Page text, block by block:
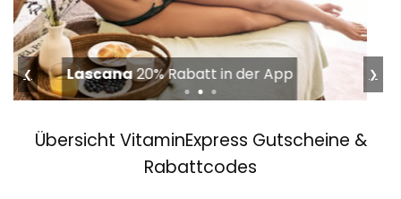
G-StarBis 50% im Summer Sale
❮ ❯
Übersicht VitaminExpress Gutscheine &
Rabattcodes